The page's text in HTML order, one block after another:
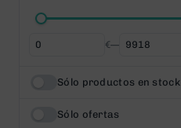
Desde €— Hasta
Sólo productos en stock
Sólo ofertas